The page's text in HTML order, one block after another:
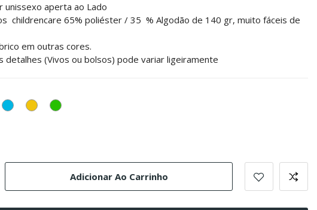
unissexo aperta ao Lado
childrencare 65% poliéster / 35 % Algodão de 140 gr, muito fáceis de
em outras cores.
detalhes (Vivos ou bolsos) pode variar ligeiramente
Turquesa
(Azul)
Amareloverde
Adicionar Ao Carrinho